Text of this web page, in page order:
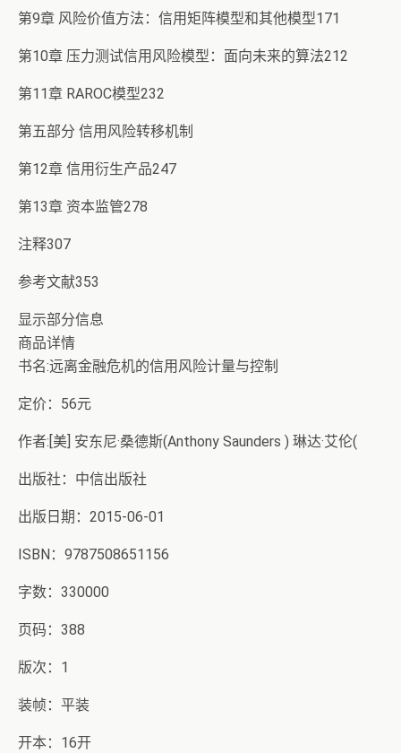
第9章 风险价值方法：信用矩阵模型和其他模型171
第10章 压力测试信用风险模型：面向未来的算法212
第11章 RAROC模型232
第五部分 信用风险转移机制
第12章 信用衍生产品247
第13章 资本监管278
注释307
参考文献353
显示部分信息
商品详情
书名:远离金融危机的信用风险计量与控制
定价：56元
作者:[美] 安东尼·桑德斯(Anthony Saunders ) 琳达·艾伦(
出版社：中信出版社
出版日期：2015-06-01
ISBN：9787508651156
字数：330000
页码：388
版次：1
装帧：平装
开本：16开